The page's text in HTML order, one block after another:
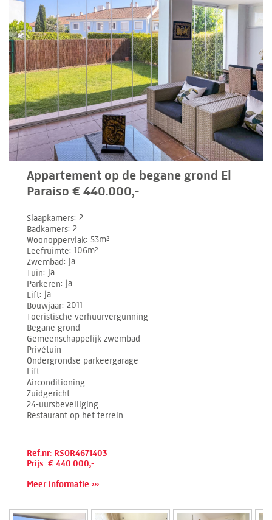
Appartement op de begane grond El
Paraiso € 440.000,-
Slaapkamers 2
Badkamers 2
Woonoppervlak 53m²
Leefruimte 106m²
Zwembad ja
Tuin ja
Parkeren ja
Lift ja
Bouwjaar 2011
Toeristische verhuurvergunning
Begane grond
Gemeenschappelijk zwembad
Privétuin
Ondergrondse parkeergarage
Lift
Airconditioning
Zuidgericht
24-uursbeveiliging
Restaurant op het terrein
Ref.nr: RSOR4671403
Prijs: € 440.000,-
Meer informatie ›››